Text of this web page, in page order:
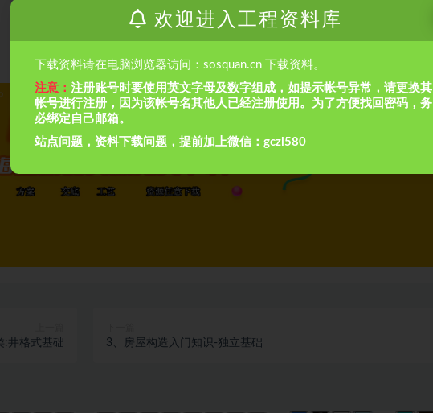
:井格式基础 3、房屋构造入门知识-独立基础
欢迎进入工程资料库
下载资料请在电脑浏览器访问：sosquan.cn 下载资料。
注意： 注册账号时要使用英文字母及数字组成，如提示帐号异常，请更换其
帐号进行注册，因为该帐号名其他人已经注册使用。为了方便找回密码，务
必绑定自己邮箱。
站点问题，资料下载问题，提前加上微信：gczl580